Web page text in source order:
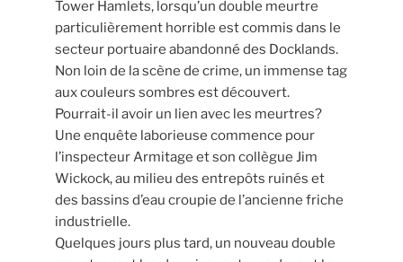
Tower Hamlets, lorsqu’un double meurtre
particulièrement horrible est commis dans le
secteur portuaire abandonné des Docklands.
Non loin de la scène de crime, un immense tag
aux couleurs sombres est découvert.
Pourrait-il avoir un lien avec les meurtres?
Une enquête laborieuse commence pour
l’inspecteur Armitage et son collègue Jim
Wickock, au milieu des entrepôts ruinés et
des bassins d’eau croupie de l’ancienne friche
industrielle.
Quelques jours plus tard, un nouveau double